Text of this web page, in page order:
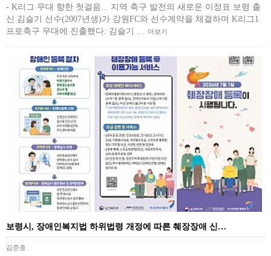
- K리그 무대 향한 첫걸음... 지역 축구 발전의 새로운 이정표 보령 출
신 김슬기 선수(2007년생)가 강원FC와 선수계약을 체결하며 K리그1
프로축구 무대에 진출했다. 김슬기 … 더보기
보령시, 장애인복지법 하위법령 개정에 따른 췌장장애 신…
김준호